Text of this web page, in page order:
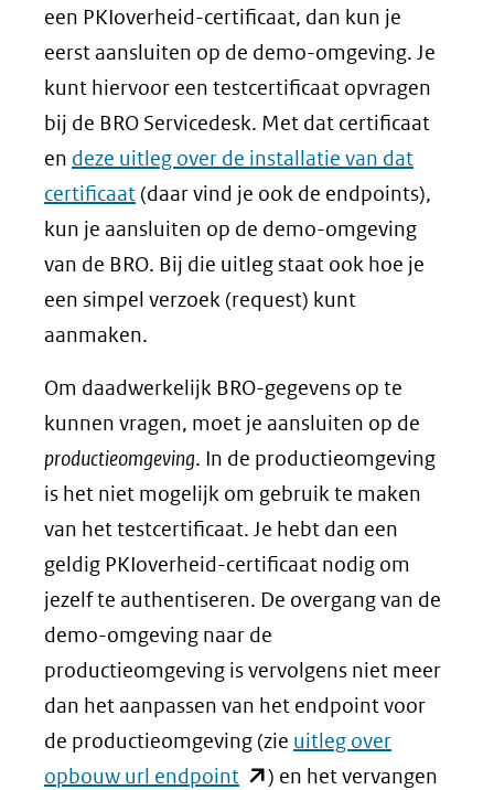
naar
een PKIoverheid-certificaat, dan kun je
eerst aansluiten op de demo-omgeving. Je
kunt hiervoor een testcertificaat opvragen
bij de BRO Servicedesk. Met dat certificaat
en deze uitleg over de installatie van dat
certificaat (daar vind je ook de endpoints),
kun je aansluiten op de demo-omgeving
van de BRO. Bij die uitleg staat ook hoe je
een simpel verzoek (request) kunt
aanmaken.
Om daadwerkelijk BRO-gegevens op te
kunnen vragen, moet je aansluiten op de
productieomgeving. In de productieomgeving
is het niet mogelijk om gebruik te maken
van het testcertificaat. Je hebt dan een
geldig PKIoverheid-certificaat nodig om
jezelf te authentiseren. De overgang van de
demo-omgeving naar de
productieomgeving is vervolgens niet meer
dan het aanpassen van het endpoint voor
de productieomgeving (zie uitleg over
opbouw url endpoint (opent
) en het vervangen